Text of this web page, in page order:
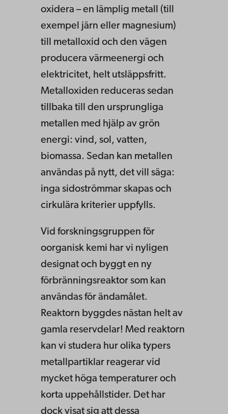
oxidera – en lämplig metall (till
exempel järn eller magnesium)
till metalloxid och den vägen
producera värmeenergi och
elektricitet, helt utsläppsfritt.
Metalloxiden reduceras sedan
tillbaka till den ursprungliga
metallen med hjälp av grön
energi: vind, sol, vatten,
biomassa. Sedan kan metallen
användas på nytt, det vill säga:
inga sidoströmmar skapas och
cirkulära kriterier uppfylls.
Vid forskningsgruppen för
oorganisk kemi har vi nyligen
designat och byggt en ny
förbränningsreaktor som kan
användas för ändamålet.
Reaktorn byggdes nästan helt av
gamla reservdelar! Med reaktorn
kan vi studera hur olika typers
metallpartiklar reagerar vid
mycket höga temperaturer och
korta uppehållstider. Det har
dock visat sig att dessa